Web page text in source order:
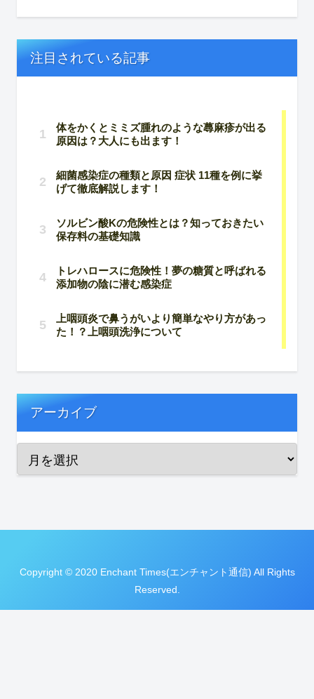
注目されている記事
アーカイブ
Copyright © 2020 Enchant Times(エンチャント通信) All Rights
Reserved.